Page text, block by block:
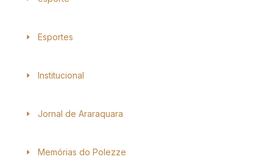
Esportes
Institucional
Jornal de Araraquara
Memórias do Polezze